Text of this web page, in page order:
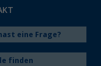
eine Frage?
finden